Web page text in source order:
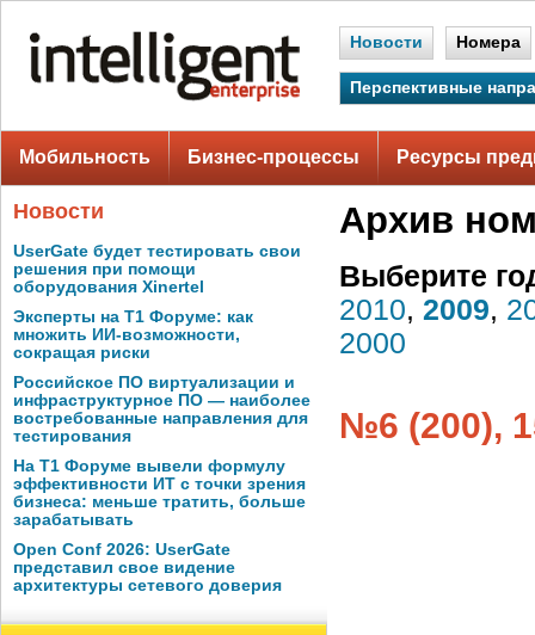
Новости Номера
Перспективные
Мобильность Бизнес-процессы Ресурсы
Новости
UserGate будет тестировать свои
решения при помощи
оборудования Xinertel
Эксперты на Т1 Форуме: как
множить ИИ-возможности,
сокращая риски
Российское ПО виртуализации и
инфраструктурное ПО — наиболее
востребованные направления для
тестирования
На Т1 Форуме вывели формулу
эффективности ИТ с точки зрения
бизнеса: меньше тратить, больше
зарабатывать
Open Conf 2026: UserGate
представил свое видение
архитектуры сетевого доверия
Архив
Выберите
2010, 2009,
2000
№6 (200),